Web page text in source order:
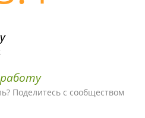
Поделитесь с сообществом